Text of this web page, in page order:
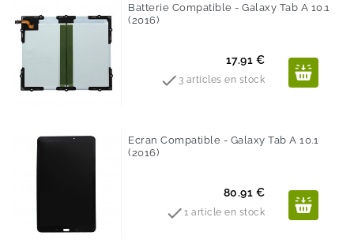
Batterie Compatible - Galaxy Tab A 10.1
(2016)
Prix
17.91 €
 3 articles en stock
Ecran Compatible - Galaxy Tab A 10.1
(2016)
Prix
80.91 €
1 article en stock